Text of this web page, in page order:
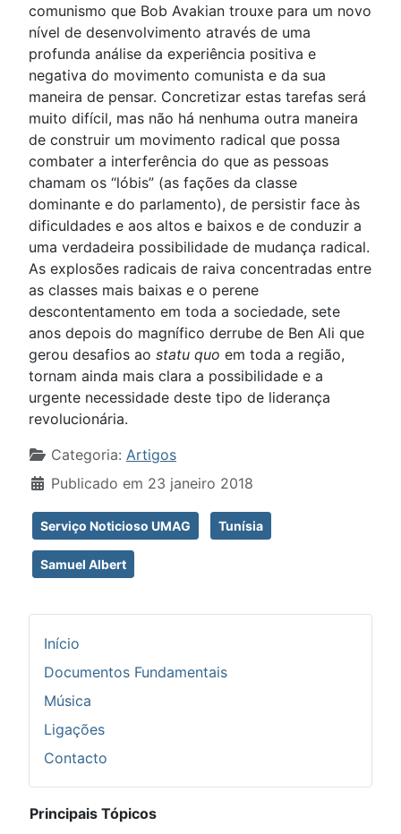
comunismo que Bob Avakian trouxe para um novo
nível de desenvolvimento através de uma
profunda análise da experiência positiva e
negativa do movimento comunista e da sua
maneira de pensar. Concretizar estas tarefas será
muito difícil, mas não há nenhuma outra maneira
de construir um movimento radical que possa
combater a interferência do que as pessoas
chamam os “lóbis” (as fações da classe
dominante e do parlamento), de persistir face às
dificuldades e aos altos e baixos e de conduzir a
uma verdadeira possibilidade de mudança radical.
As explosões radicais de raiva concentradas entre
as classes mais baixas e o perene
descontentamento em toda a sociedade, sete
anos depois do magnífico derrube de Ben Ali que
gerou desafios ao statu quo em toda a região,
tornam ainda mais clara a possibilidade e a
urgente necessidade deste tipo de liderança
revolucionária.
Detalhes
Categoria: Artigos
Publicado em 23 janeiro 2018
Serviço Noticioso UMAG Tunísia
Samuel Albert
Início
Documentos Fundamentais
Música
Ligações
Contacto
Principais Tópicos